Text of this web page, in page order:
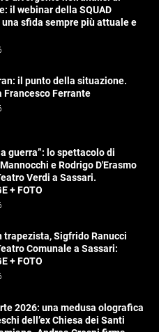
il webinar della SQUAD
una sfida sempre più attuale e
il punto della situazione.
Francesco Ferrante
guerra”: lo spettacolo di
e Rodrigo D'Erasmo
Verdi a Sassari.
+ FOTO
trapezista, Sigfrido Ranucci
Comunale a Sassari:
+ FOTO
2026: una medusa olografica
dell’ex Chiesa dei Santi